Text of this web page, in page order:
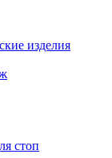
изделия
стоп